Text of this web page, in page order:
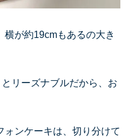
横が約19cmもあるの大き
リーズナブルだから、お
ンケーキは、切り分けて